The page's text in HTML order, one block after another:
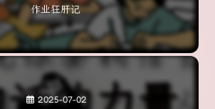
作业狂肝记
2025-07-02